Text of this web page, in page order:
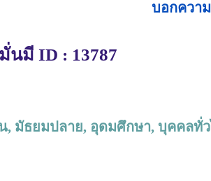
บอกควา
มี ID : 13787
มัธยมปลาย, อุดมศึกษา, บุคคลทั่ว